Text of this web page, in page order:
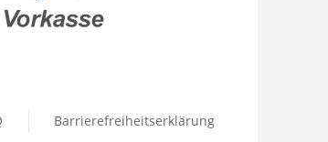
Barrierefreiheitserklärung